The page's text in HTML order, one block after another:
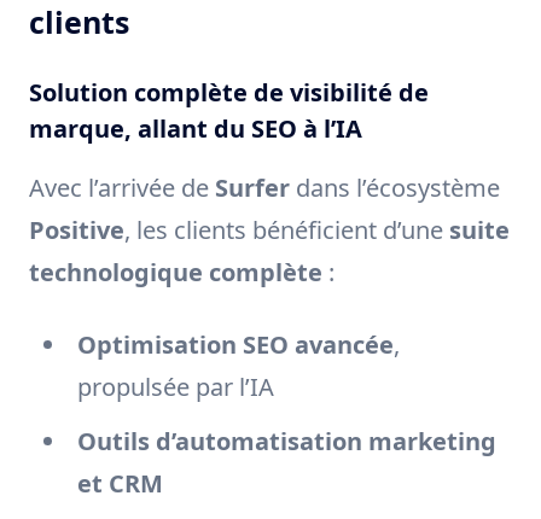
clients
Solution complète de visibilité de
marque, allant du SEO à l’IA
Avec l’arrivée de Surfer dans l’écosystème
Positive, les clients bénéficient d’une suite
technologique complète :
Optimisation SEO avancée,
propulsée par l’IA
Outils d’automatisation marketing
et CRM